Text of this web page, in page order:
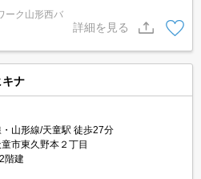
ーク山形西バ
詳細を見る
キナ
山形線/天童駅 徒歩27分
市東久野本２丁目
2階建